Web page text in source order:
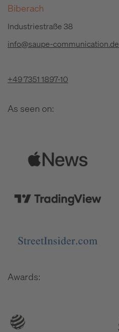
Biberach
Industriestraße 38
info@saupe-communication.de
+49 7351 1897-10
As seen on:
Awards: